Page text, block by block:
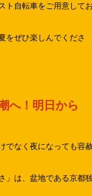
ト自転車をご用意して
をぜひ楽しんでくださ
へ！明日から
でなく夜になっても容
」は、盆地である京都